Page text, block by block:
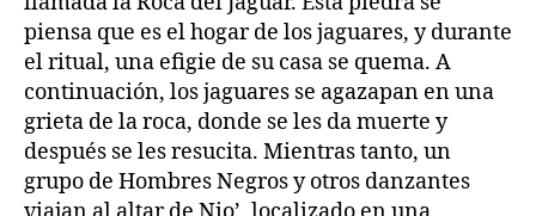
piensa que es el hogar de los jaguares, y durante
el ritual, una efigie de su casa se quema. A
continuación, los jaguares se agazapan en una
grieta de la roca, donde se les da muerte y
después se les resucita. Mientras tanto, un
grupo de Hombres Negros y otros danzantes